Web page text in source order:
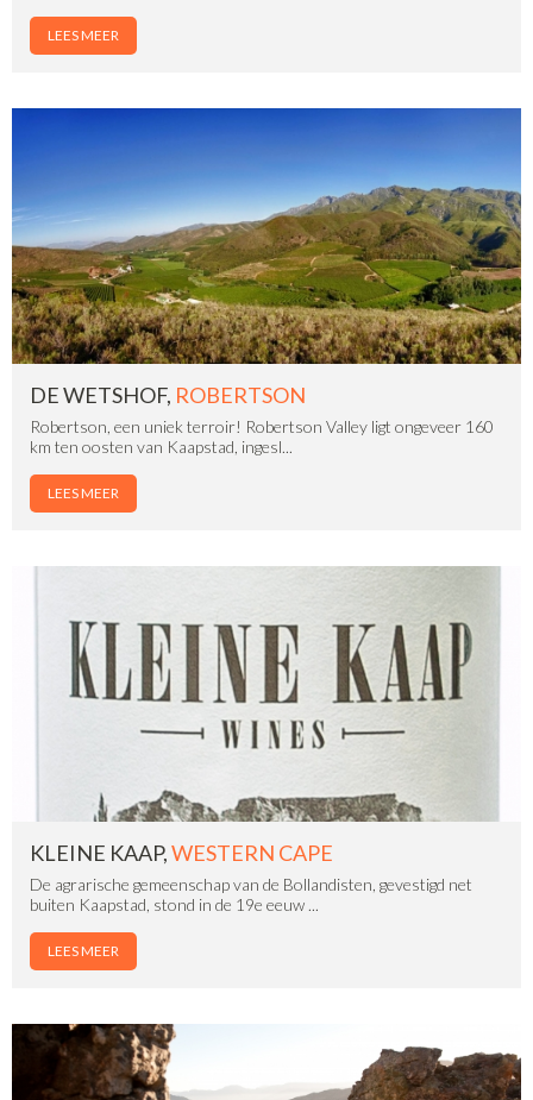
LEES MEER
DE WETSHOF, ROBERTSON
Robertson, een uniek terroir! Robertson Valley ligt ongeveer 160
km ten oosten van Kaapstad, ingesl...
LEES MEER
KLEINE KAAP,WESTERN CAPE
De agrarische gemeenschap van de Bollandisten, gevestigd net
buiten Kaapstad, stond in de 19e eeuw ...
LEES MEER